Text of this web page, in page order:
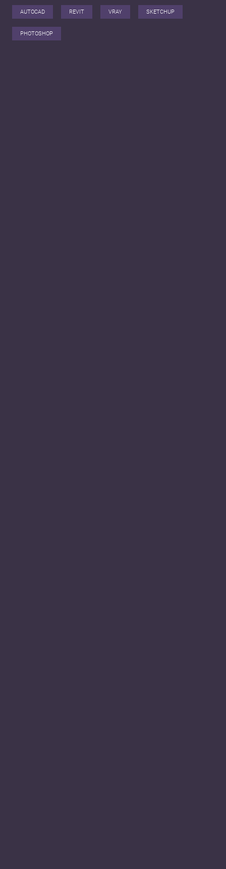
AUTOCAD REVIT VRAY SKETCHUP
PHOTOSHOP